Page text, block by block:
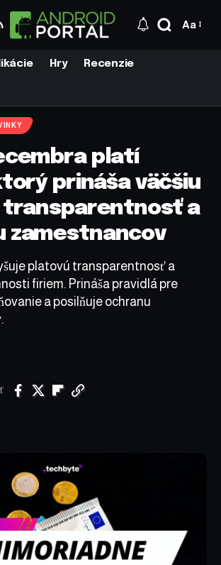
Aa
Hry Recenzie
platí
prináša väčšiu
a
zamestnancov
platovú transparentnosť a
firiem. Prináša pravidlá pre
a posilňuje ochranu